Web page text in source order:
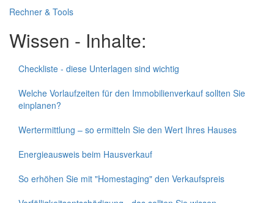
Rechner & Tools
Wissen - Inhalte:
Checkliste - diese Unterlagen sind wichtig
Welche Vorlaufzeiten für den Immobilienverkauf sollten Sie
einplanen?
Wertermittlung – so ermitteln Sie den Wert Ihres Hauses
Energieausweis beim Hausverkauf
So erhöhen Sie mit "Homestaging" den Verkaufspreis